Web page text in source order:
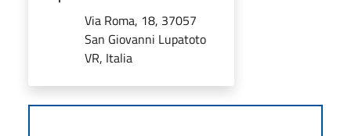
Via Roma, 18, 37057
San Giovanni Lupatoto
VR, Italia